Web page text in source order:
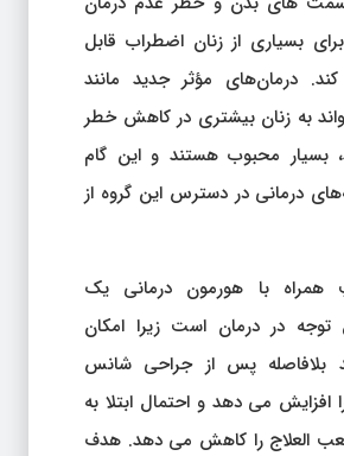
بسیاری از زنان اضطراب قابل
درمان‌های مؤثر جدید مانند
به زنان بیشتری در کاهش خطر
بسیار محبوب هستند و این گام
درمانی در دسترس این گروه از
همراه با هورمون درمانی یک
در درمان است زیرا امکان
بلافاصله پس از جراحی شانس
افزایش می دهد و احتمال ابتلا به
العلاج را کاهش می دهد. هدف